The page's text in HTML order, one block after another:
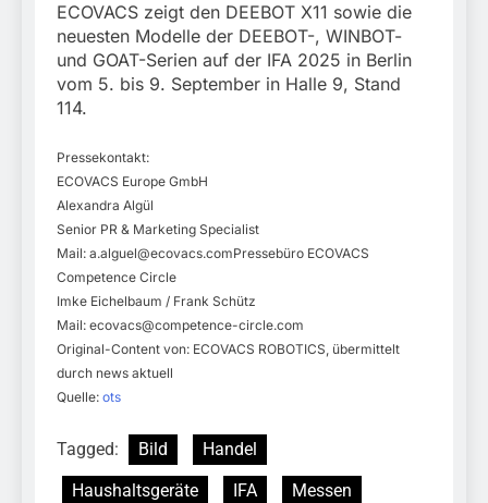
ECOVACS zeigt den DEEBOT X11 sowie die
neuesten Modelle der DEEBOT-, WINBOT-
und GOAT-Serien auf der IFA 2025 in Berlin
vom 5. bis 9. September in Halle 9, Stand
114.
Pressekontakt:
ECOVACS Europe GmbH
Alexandra Algül
Senior PR & Marketing Specialist
Mail: a.alguel@ecovacs.comPressebüro ECOVACS
Competence Circle
Imke Eichelbaum / Frank Schütz
Mail: ecovacs@competence-circle.com
Original-Content von: ECOVACS ROBOTICS, übermittelt
durch news aktuell
Quelle: ots
Tagged: Bild
Handel
Haushaltsgeräte
IFA
Messen